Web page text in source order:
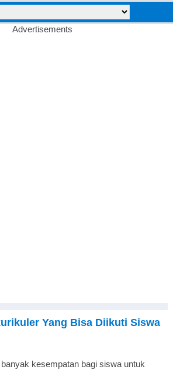
Advertisements
Yang Bisa Diikuti Siswa
kesempatan bagi siswa untuk